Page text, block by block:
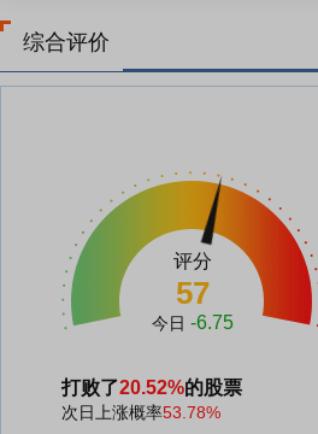
综合评价
评分
57
今日 -6.75
打败了20.52%的股票
次日上涨概率53.78%